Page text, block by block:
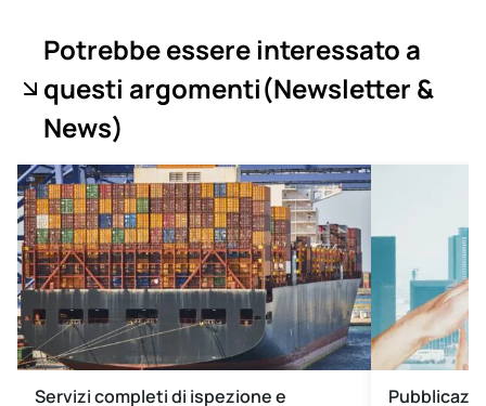
Potrebbe essere interessato a
questi argomenti(Newsletter &
News)
Servizi completi di ispezione e